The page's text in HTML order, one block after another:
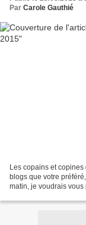
Par Carole Gauthié
Les copains et
blogs que votre
matin, je voudrais